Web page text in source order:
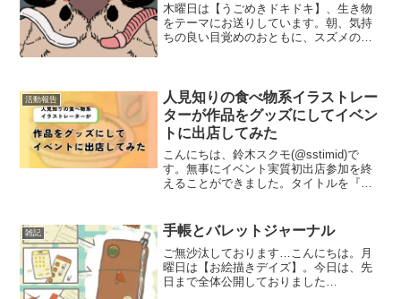
木曜日は【うごめきドキドキ】、生き物
をテーマにお送りしています。朝、気持
ちの良い目覚めのおともに、スズメのチ
カラスのおこぼれをもらお...
活動報告
人見知りの食べ物系イラストレー
ターが作品をグッズにしてイベン
トに出店してみた
こんにちは、鈴木スクモ(@sstimid)で
す。無事にイベント実質初出店参加を終
えることができました。タイトルを『グ
す心の余裕がありませんでした。ですの
で、今回の記事は...
雑記 手帳とバレットジャーナル
ご無沙汰しております…こんにちは。月
曜日は【お絵描きデイズ】。今日は、先
日まで全体公開しておりました